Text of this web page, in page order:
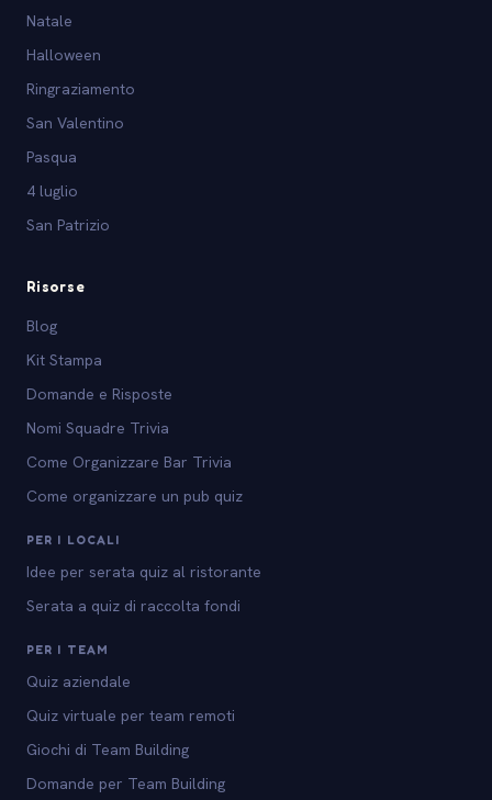
Natale
Halloween
Ringraziamento
San Valentino
Pasqua
4 luglio
San Patrizio
Risorse
Blog
Kit Stampa
Domande e Risposte
Nomi Squadre Trivia
Come Organizzare Bar Trivia
Come organizzare un pub quiz
PER I LOCALI
Idee per serata quiz al ristorante
Serata a quiz di raccolta fondi
PER I TEAM
Quiz aziendale
Quiz virtuale per team remoti
Giochi di Team Building
Domande per Team Building